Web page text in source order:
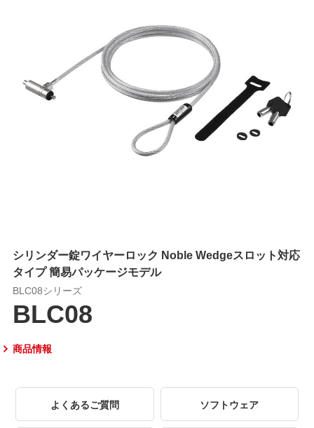
シリンダー錠ワイヤーロック Noble Wedgeスロット対応
タイプ 簡易パッケージモデル
BLC08シリーズ
BLC08
商品情報
よくあるご質問 ソフトウェア